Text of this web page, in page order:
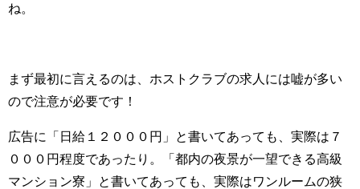
ね。
まず最初に言えるのは、ホストクラブの求人には嘘が多い
ので注意が必要です！
広告に「日給１２０００円」と書いてあっても、実際は７
０００円程度であったり。「都内の夜景が一望できる高級
マンション寮」と書いてあっても、実際はワンルームの狭